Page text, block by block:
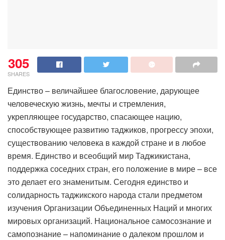
305
SHARES
Единство – величайшее благословение, дарующее
человеческую жизнь, мечты и стремления,
укрепляющее государство, спасающее нацию,
способствующее развитию таджиков, прогрессу эпохи,
существованию человека в каждой стране и в любое
время. Единство и всеобщий мир Таджикистана,
поддержка соседних стран, его положение в мире – все
это делает его знаменитым. Сегодня единство и
солидарность таджикского народа стали предметом
изучения Организации Объединенных Наций и многих
мировых организаций. Национальное самосознание и
самопознание – напоминание о далеком прошлом и